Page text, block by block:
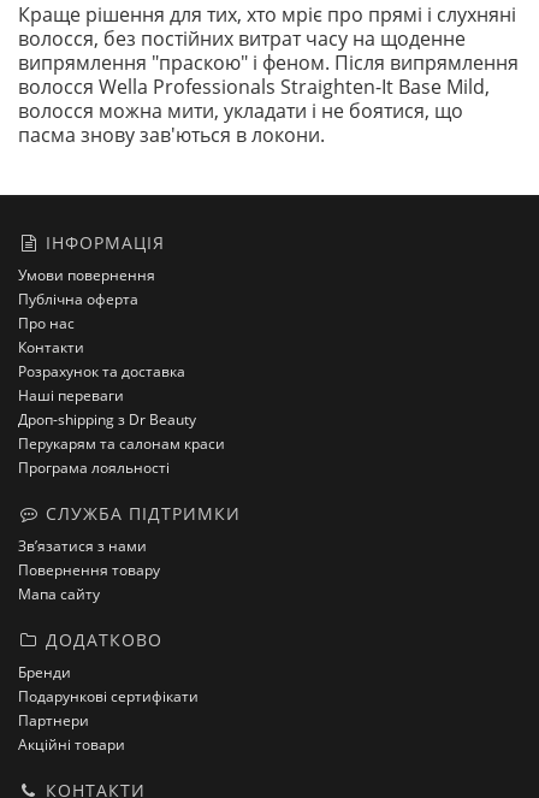
Краще рішення для тих, хто мріє про прямі і слухняні
волосся, без постійних витрат часу на щоденне
випрямлення "праскою" і феном. Після випрямлення
волосся Wella Professionals Straighten-It Base Mild,
волосся можна мити, укладати і не боятися, що
пасма знову зав'ються в локони.
ІНФОРМАЦІЯ
Умови повернення
Публічна оферта
Про нас
Контакти
Розрахунок та доставка
Наші переваги
Дроп-shipping з Dr Beauty
Перукарям та салонам краси
Програма лояльності
СЛУЖБА ПІДТРИМКИ
Зв’язатися з нами
Повернення товару
Мапа сайту
ДОДАТКОВО
Бренди
Подарункові сертифікати
Партнери
Акційні товари
КОНТАКТИ